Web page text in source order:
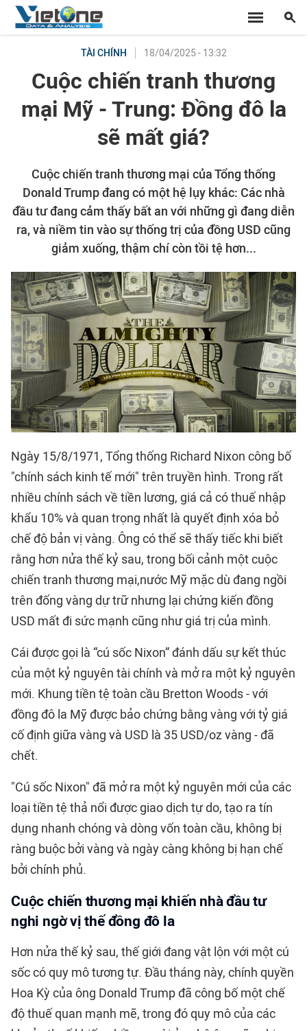
TÀI CHÍNH 18/04/2025 - 13:32
Cuộc chiến tranh thương
mại Mỹ - Trung: Đồng đô la
sẽ mất giá?
Cuộc chiến tranh thương mại của Tổng thống
Donald Trump đang có một hệ lụy khác: Các nhà
đầu tư đang cảm thấy bất an với những gì đang diễn
ra, và niềm tin vào sự thống trị của đồng USD cũng
giảm xuống, thậm chí còn tồi tệ hơn...
Ngày 15/8/1971, Tổng thống Richard Nixon công bố
"chính sách kinh tế mới" trên truyền hình. Trong rất
nhiều chính sách về tiền lương, giá cả có thuế nhập
khẩu 10% và quan trọng nhất là quyết định xóa bỏ
chế độ bản vị vàng. Ông có thể sẽ thấy tiếc khi biết
rằng hơn nửa thế kỷ sau, trong bối cảnh một cuộc
chiến tranh thương mại,nước Mỹ mặc dù đang ngồi
trên đống vàng dự trữ nhưng lại chứng kiến đồng
USD mất đi sức mạnh cũng như giá trị của mình.
Cái được gọi là “cú sốc Nixon” đánh dấu sự kết thúc
của một kỷ nguyên tài chính và mở ra một kỷ nguyên
mới. Khung tiền tệ toàn cầu Bretton Woods - với
đồng đô la Mỹ được bảo chứng bằng vàng với tỷ giá
cố định giữa vàng và USD là 35 USD/oz vàng - đã
chết.
"Cú sốc Nixon" đã mở ra một kỷ nguyên mới của các
loại tiền tệ thả nổi được giao dịch tự do, tạo ra tín
dụng nhanh chóng và dòng vốn toàn cầu, không bị
ràng buộc bởi vàng và ngày càng không bị hạn chế
bởi chính phủ.
Cuộc chiến thương mại khiến nhà đầu tư
nghi ngờ vị thế đồng đô la
Hơn nửa thế kỷ sau, thế giới đang vật lộn với một cú
sốc có quy mô tương tự. Đầu tháng này, chính quyền
Hoa Kỳ của ông Donald Trump đã công bố một chế
độ thuế quan mạnh mẽ, trong đó quy mô của các